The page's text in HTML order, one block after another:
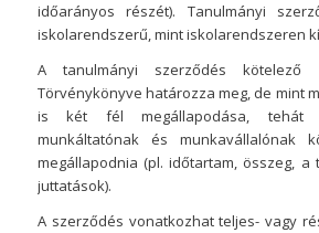
időarányos részét). Tanulmányi
iskolarendszerű, mint iskolarendszeren
A tanulmányi szerződés
Törvénykönyve határozza meg, de mint
is két fél megállapodása, tehát
munkáltatónak és munkavállalónak
megállapodnia (pl. időtartam, összeg, a
juttatások).
A szerződés vonatkozhat teljes- vagy